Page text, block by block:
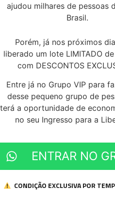
ajudou milhares de pessoas
Brasil.
Porém, já nos próximos
liberado um lote LIMITADO
com DESCONTOS
Entre já no Grupo VIP para
desse pequeno grupo de
terá a oportunidade de
no seu Ingresso para a
ENTRAR NO
CONDIÇÃO EXCLUSIVA POR